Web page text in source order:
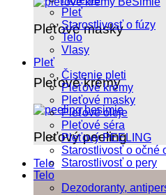
Pleťové masky
Pleťové krémy
Pleťový peeling
Telo
Pleť
Starostlivosť o fúzy
Telo
Vlasy
Pleť
Čistenie pleti
Pleťové krémy
Pleťové masky
Pleťové oleje
Pleťové séra
Pleťový PEELING
Starostlivosť o očné
Starostlivosť o pery
Telo
Dezodoranty,